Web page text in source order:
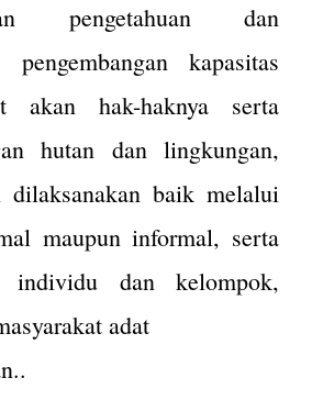
pengetahuan dan
pengembangan kapasitas
akan hak-haknya serta
hutan dan lingkungan,
dilaksanakan baik melalui
maupun informal, serta
individu dan kelompok,
adat